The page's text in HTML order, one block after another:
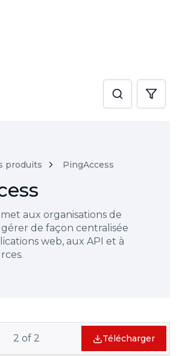
produits PingAccess
aux organisations de
de façon centralisée
web, aux API et à
2 of 2 Télécharger